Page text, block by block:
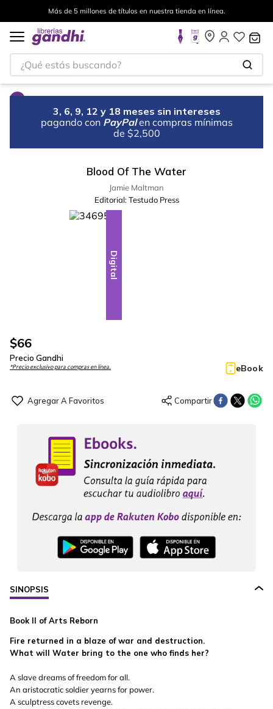
Más de 5 millones de títulos en nuestra tienda en línea.
¿Qué estás buscando?
3, 6, 9, 12 y 18 meses sin intereses
pagando con PayPal en compras mínimas
de $2,500
Blood Of The Water
Jamie Maltman
Editorial: Testudo Press
Digital
$66
Precio Gandhi
*Precio exclusivo para compras en línea. eBook
SINOPSIS
Book II of Arts Reborn
Fire returned in a blaze of war and destruction.
What will Water bring to the one who finds her?
A slave dreams of freedom for all.
An aristocratic soldier yearns for power.
A sculptress covets revenge.